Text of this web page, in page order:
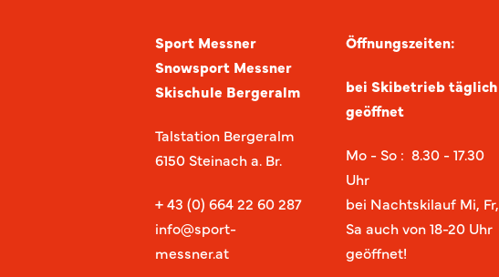
Sport Messner
Snowsport Messner
Skischule Bergeralm
Talstation Bergeralm
6150 Steinach a. Br.
+ 43 (0) 664 22 60 287
info@sport-
messner.at
Öffnungszeiten:
bei Skibetrieb täglich
geöffnet
Mo - So : 8.30 - 17.30
Uhr
bei Nachtskilauf Mi, Fr,
Sa auch von 18-20 Uhr
geöffnet!